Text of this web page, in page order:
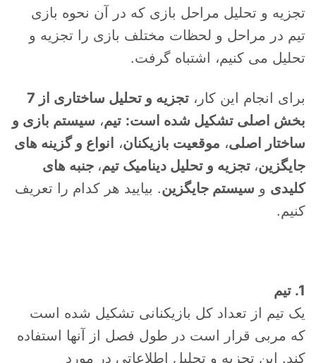
تجزیه و تحلیل مراحل بازی که در آن نحوه بازی
تیم در مراحل و لحظات مختلف بازی را تجزیه و
تحلیل می کنیم، اشتباه گرفت.
برای انجام این کار،
تجزیه و تحلیل ساختاری از 7
بخش اصلی تشکیل شده است: تیم، سیستم بازی و
ساختار اصلی، موقعیت بازیکنان،
انواع و گزینه های
جایگزین، تجزیه و تحلیل دینامیک تیم، جنبه های
کلیدی و سیستم جایگزین. بیایید هر کدام را تعریف
کنیم.
1. تیم
یک تیم از تعداد کل بازیکنانی تشکیل شده است
که مربی قرار است در طول فصل از آنها استفاده
کند. این تجزیه و تحلیل اطلاعاتی در مورد